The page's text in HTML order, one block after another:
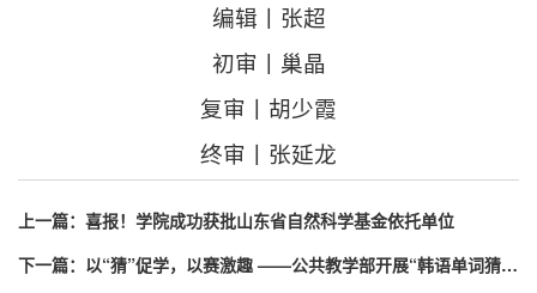
编辑 丨 张超
初审 丨 巢晶
复审 丨 胡少霞
终审 丨 张延龙
上一篇： 喜报！学院成功获批山东省自然科学基金依托单位
下一篇：
以“猜”促学，以赛激趣 ——公共教学部开展“韩语单词猜猜猜”活动